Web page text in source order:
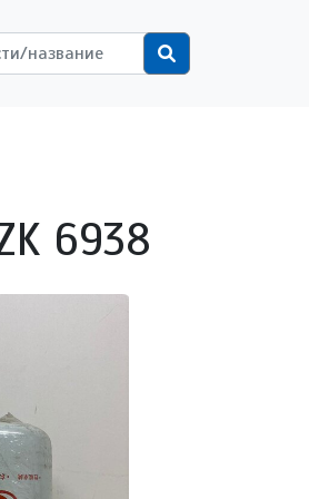
пользователя
6938